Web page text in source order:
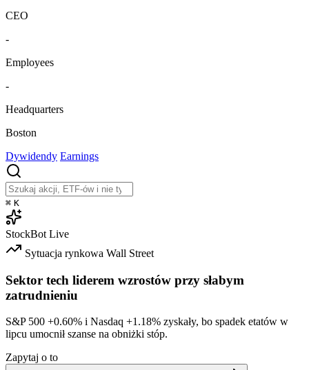
CEO
-
Employees
-
Headquarters
Boston
Dywidendy Earnings
⌘ K
StockBot Live
Sytuacja rynkowa Wall Street
Sektor tech liderem wzrostów przy słabym
zatrudnieniu
S&P 500 +0.60% i Nasdaq +1.18% zyskały, bo spadek etatów w
lipcu umocnił szanse na obniżki stóp.
Zapytaj o to